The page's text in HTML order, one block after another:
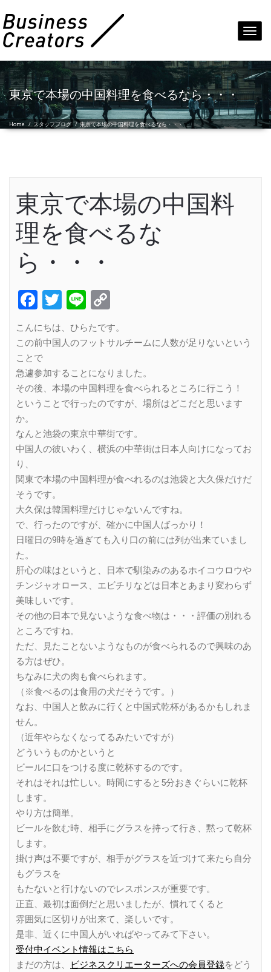
東京で本場の中国料理を食べるなら・・・
Home / スタッフブログ /東京で本場の中国料理を食べるなら・・・
東京で本場の中国料
理を食べるな
ら・・・
Facebook
Twitter
Line
Link
こんにちは、ひらたです。
この前中国人のフットサルチームに人数が足りないという
ことで
急遽参加することになりました。
その後、本場の中国料理を食べられるところに行こう！
ということで行ったのですが、場所はどこだと思います
か。
なんと池袋の東京中華街です。
中国人の彼いわく、横浜の中華街は日本人向けになってお
り、
関東で本場の中国料理が食べれるのは池袋と大久保だけだ
そうです。
大久保は韓国料理だけじゃないんですね。
で、行ったのですが、確かに中国人ばっかり！
日曜日の9時を過ぎても入り口の前には列が出来ていまし
た。
肝心の味はというと、日本で馴染みのあるホイコウロウや
チンジャオロース、エビチリなどは日本とあまり変わらず
美味しいです。
その他の日本で見ないような食べ物は・・・評価の別れる
ところですね。
ただ、見たことないようなものが食べられるので興味のあ
る方はぜひ。
ちなみに犬の肉も食べられます。
（※食べるのは食用の犬だそうです。）
なお、中国人と飲みに行くと中国式乾杯があるかもしれま
せん。
（近年やらなくなってるみたいですが）
どういうものかというと
ビールに口をつける度に乾杯するのです。
それはそれは忙しい。時間にすると5分おきぐらいに乾杯
します。
やり方は簡単。
ビールを飲む時、相手にグラスを持って行き、黙って乾杯
します。
掛け声は不要ですが、相手がグラスを近づけて来たら自分
もグラスを
もたないと行けないのでレスポンスが重要です。
正直、最初は面倒だと思いましたが、慣れてくると
雰囲気に区切りが出来て、楽しいです。
是非、近くに中国人がいればやってみて下さい。
受付中イベント情報はこちら
まだの方は、
ビジネスクリエーターズへの会員登録をどう